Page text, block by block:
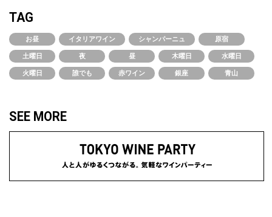
TAG
お昼 イタリアワイン シャンパーニュ 原宿
土曜日 夜 昼 木曜日 水曜日
火曜日 誰でも 赤ワイン 銀座 青山
SEE MORE